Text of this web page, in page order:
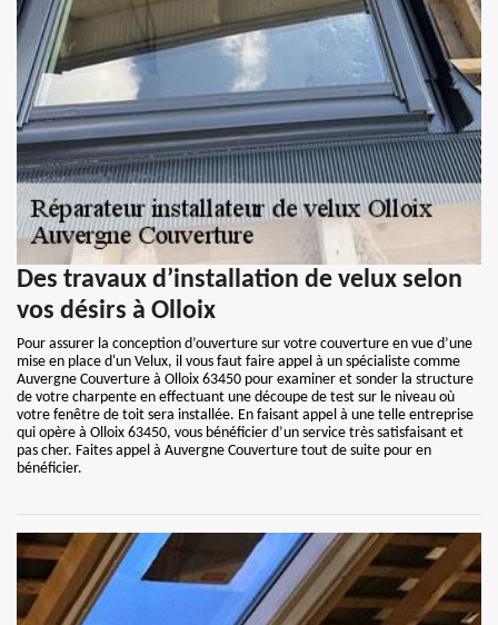
Des travaux d’installation de velux selon
vos désirs à Olloix
Pour assurer la conception d’ouverture sur votre couverture en vue d’une
mise en place d'un Velux, il vous faut faire appel à un spécialiste comme
Auvergne Couverture à Olloix 63450 pour examiner et sonder la structure
de votre charpente en effectuant une découpe de test sur le niveau où
votre fenêtre de toit sera installée. En faisant appel à une telle entreprise
qui opère à Olloix 63450, vous bénéficier d’un service très satisfaisant et
pas cher. Faites appel à Auvergne Couverture tout de suite pour en
bénéficier.